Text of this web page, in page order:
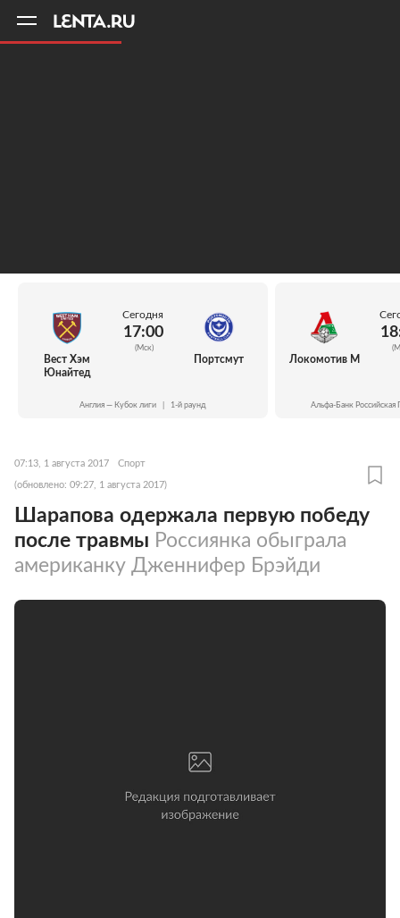
Вест Хэм
Юнайтед
Сегодня
17:00
(Мск)
Портсмут
Англия — Кубок лиги 1-й раунд
Локомотив М
Альфа-Банк Российская
07:13, 1 августа 2017 Спорт
(обновлено: 09:27, 1 августа 2017)
Шарапова одержала первую победу
после травмы Россиянка обыграла
американку Дженнифер Брэйди